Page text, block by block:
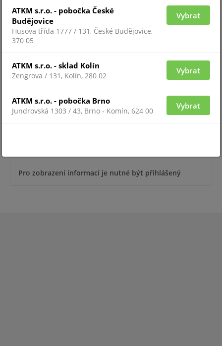
Pro zobrazení informací je nutné být přihlášený
Pro zobrazení informací je nutné být přihlášený
ATKM s.r.o. - pobočka České
Budějovice
Husova třída 1777 / 131, České Budějovice,
370 05
Vybrat
ATKM s.r.o. - sklad Kolín
Zengrova / 131, Kolín, 280 02
Vybrat
ATKM s.r.o. - pobočka Brno
Jundrovská 1303 / 43, Brno - Komín, 624 00
Vybrat